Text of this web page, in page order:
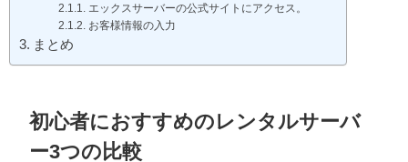
エックスサーバーの公式サイトにアクセス。
お客様情報の入力
まとめ
初心者におすすめのレンタルサーバ
ー3つの比較